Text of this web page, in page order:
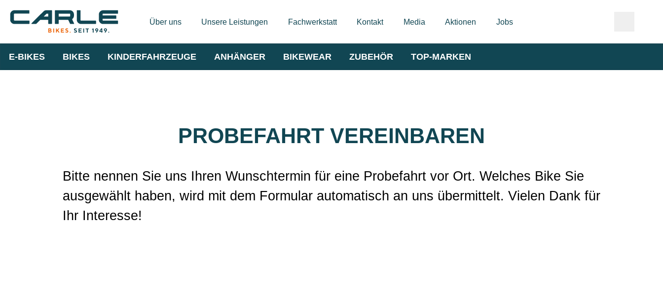
Über uns Unsere Leistungen Fachwerkstatt Kontakt Media Aktionen Jobs
E-BIKES BIKES KINDERFAHRZEUGE ANHÄNGER BIKEWEAR ZUBEHÖR TOP-MARKEN
PROBEFAHRT VEREINBAREN
Bitte nennen Sie uns Ihren Wunschtermin für eine Probefahrt vor Ort. Welches Bike Sie
ausgewählt haben, wird mit dem Formular automatisch an uns übermittelt. Vielen Dank für
Ihr Interesse!